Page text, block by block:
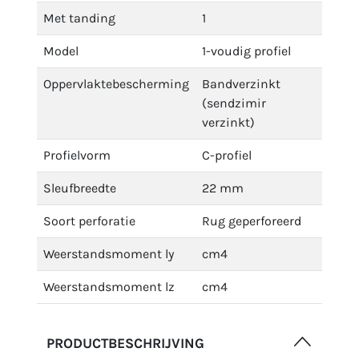
Met tanding 1
Model 1-voudig profiel
Oppervlaktebescherming
Bandverzinkt
(sendzimir
verzinkt)
Profielvorm C-profiel
Sleufbreedte 22 mm
Soort perforatie Rug geperforeerd
Weerstandsmoment ly cm4
Weerstandsmoment lz cm4
PRODUCTBESCHRIJVING